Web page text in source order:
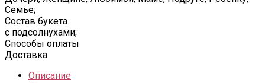
Семье;
Состав букета
с подсолнухами;
Способы оплаты
Доставка
Описание